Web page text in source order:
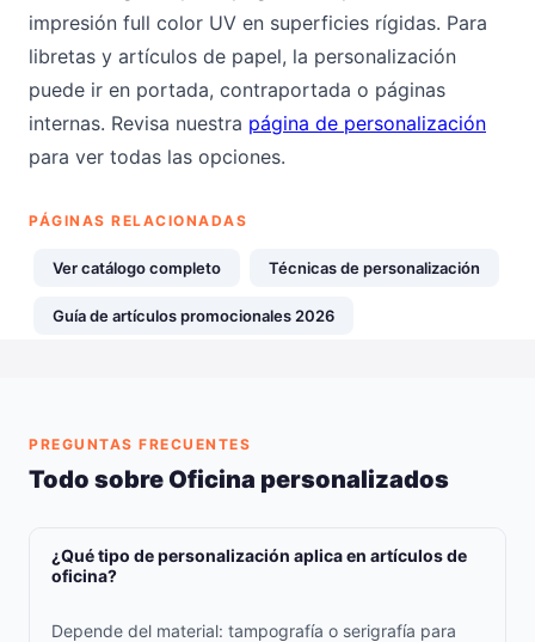
impresión full color UV en superficies rígidas. Para
libretas y artículos de papel, la personalización
puede ir en portada, contraportada o páginas
internas. Revisa nuestra página de personalización
para ver todas las opciones.
PÁGINAS RELACIONADAS
Ver catálogo completo Técnicas de personalización
Guía de artículos promocionales 2026
PREGUNTAS FRECUENTES
Todo sobre Oficina personalizados
¿Qué tipo de personalización aplica en artículos de
oficina?
Depende del material: tampografía o serigrafía para